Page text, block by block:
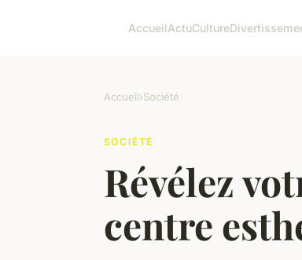
AccueilActuCulture
Accueil›Société
SOCIÉTÉ
Révélez
centre